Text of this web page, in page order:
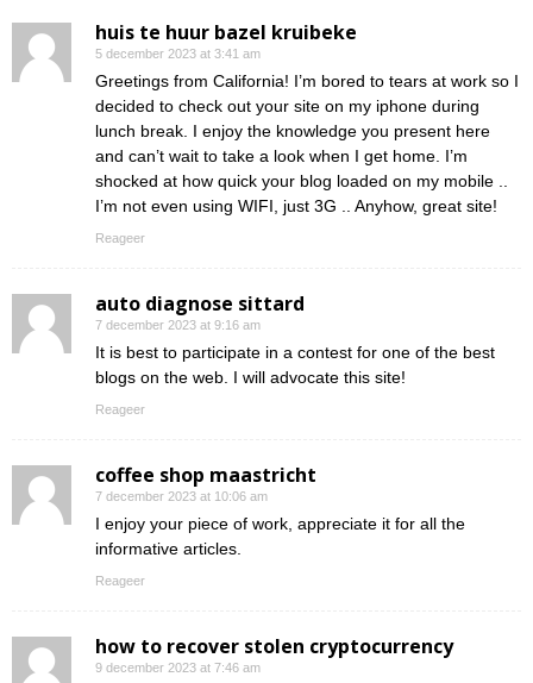
huis te huur bazel kruibeke
5 december 2023 at 3:41 am
Greetings from California! I’m bored to tears at work so I
decided to check out your site on my iphone during
lunch break. I enjoy the knowledge you present here
and can’t wait to take a look when I get home. I’m
shocked at how quick your blog loaded on my mobile ..
I’m not even using WIFI, just 3G .. Anyhow, great site!
Reageer
auto diagnose sittard
7 december 2023 at 9:16 am
It is best to participate in a contest for one of the best
blogs on the web. I will advocate this site!
Reageer
coffee shop maastricht
7 december 2023 at 10:06 am
I enjoy your piece of work, appreciate it for all the
informative articles.
Reageer
how to recover stolen cryptocurrency
9 december 2023 at 7:46 am